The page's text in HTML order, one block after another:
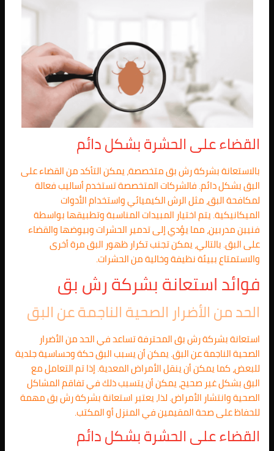
القضاء على الحشرة بشكل دائم
بالاستعانة بشركة رش بق متخصصة، يمكن التأكد من القضاء على
البق بشكل دائم. فالشركات المتخصصة تستخدم أساليب فعالة
لمكافحة البق، مثل الرش الكيميائي واستخدام الأدوات
الميكانيكية. يتم اختيار المبيدات المناسبة وتطبيقها بواسطة
فنيين مدربين، مما يؤدي إلى تدمير الحشرات وبيوضها والقضاء
على البق. بالتالي، يمكن تجنب تكرار ظهور البق مرة أخرى
والاستمتاع ببيئة نظيفة وخالية من الحشرات.
فوائد استعانة بشركة رش بق
الحد من الأضرار الصحية الناجمة عن البق
استعانة بشركة رش بق المحترفة تساعد في الحد من الأضرار
الصحية الناجمة عن البق. يمكن أن يسبب البق حكة وحساسية جلدية
للبعض، كما يمكن أن ينقل الأمراض المعدية. إذا تم التعامل مع
البق بشكل غير صحيح، يمكن أن يتسبب ذلك في تفاقم المشاكل
الصحية وانتشار الأمراض. لذا، يعتبر استعانة بشركة رش بق مهمة
للحفاظ على صحة المقيمين في المنزل أو المكتب.
القضاء على الحشرة بشكل دائم